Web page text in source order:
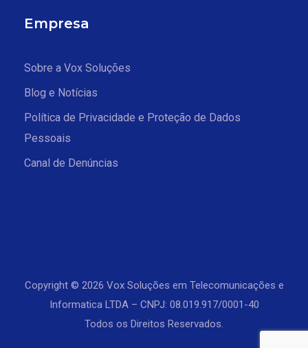
Empresa
Sobre a Vox Soluções
Blog e Notícias
Política de Privacidade e Proteção de Dados
Pessoais
Canal de Denúncias
Copyright © 2026 Vox Soluções em Telecomunicações e
Informatica LTDA – CNPJ: 08.019.917/0001-40
Todos os Direitos Reservados.